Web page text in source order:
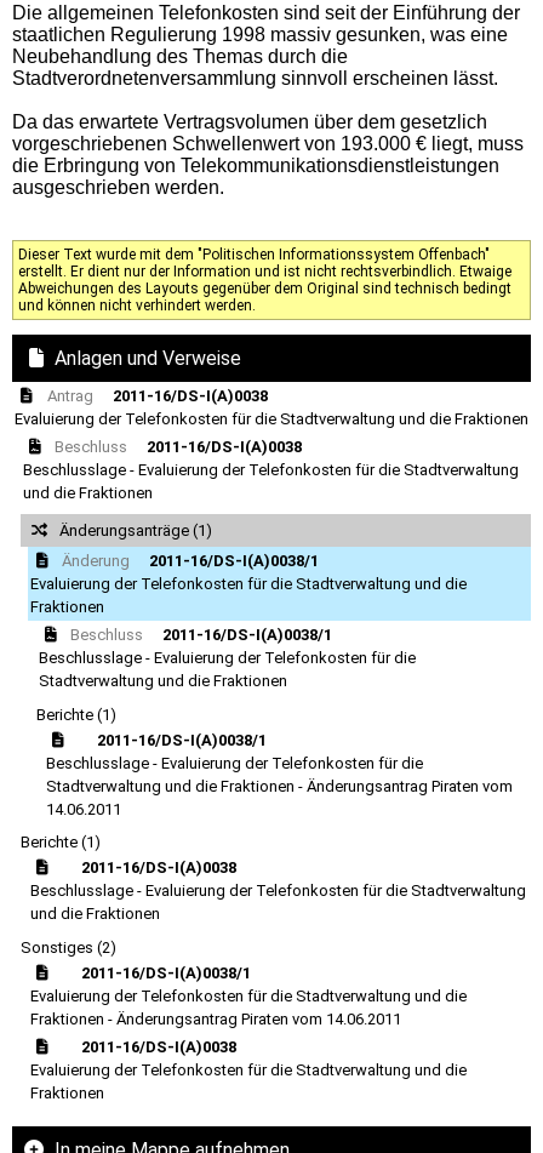
Die allgemeinen Telefonkosten sind seit der Einführung der
staatlichen Regulierung 1998 massiv gesunken, was eine
Neubehandlung des Themas durch die
Stadtverordnetenversammlung sinnvoll erscheinen lässt.
Da das erwartete Vertragsvolumen über dem gesetzlich
vorgeschriebenen Schwellenwert von 193.000 € liegt, muss
die Erbringung von Telekommunikationsdienstleistungen
ausgeschrieben werden.
Dieser Text wurde mit dem "Politischen Informationssystem Offenbach"
erstellt. Er dient nur der Information und ist nicht rechtsverbindlich. Etwaige
Abweichungen des Layouts gegenüber dem Original sind technisch bedingt
und können nicht verhindert werden.
Anlagen und Verweise
Antrag
2011-16/DS-I(A)0038
Evaluierung der Telefonkosten für die Stadtverwaltung und die Fraktionen
Beschluss
2011-16/DS-I(A)0038
Beschlusslage - Evaluierung der Telefonkosten für die Stadtverwaltung
und die Fraktionen
Änderungsanträge (1)
Änderung
2011-16/DS-I(A)0038/1
Evaluierung der Telefonkosten für die Stadtverwaltung und die
Fraktionen
Beschluss
2011-16/DS-I(A)0038/1
Beschlusslage - Evaluierung der Telefonkosten für die
Stadtverwaltung und die Fraktionen
Berichte (1)
2011-16/DS-I(A)0038/1
Beschlusslage - Evaluierung der Telefonkosten für die
Stadtverwaltung und die Fraktionen - Änderungsantrag Piraten vom
14.06.2011
Berichte (1)
2011-16/DS-I(A)0038
Beschlusslage - Evaluierung der Telefonkosten für die Stadtverwaltung
und die Fraktionen
Sonstiges (2)
2011-16/DS-I(A)0038/1
Evaluierung der Telefonkosten für die Stadtverwaltung und die
Fraktionen - Änderungsantrag Piraten vom 14.06.2011
2011-16/DS-I(A)0038
Evaluierung der Telefonkosten für die Stadtverwaltung und die
Fraktionen